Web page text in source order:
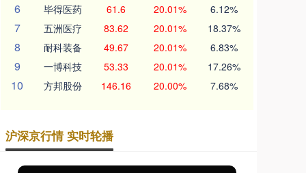
6 毕得医药 61.6 20.01% 6.12%
7 五洲医疗 83.62 20.01% 18.37%
8 耐科装备 49.67 20.01% 6.83%
9 一博科技 53.33 20.01% 17.26%
10 方邦股份 146.16 20.00% 7.68%
沪深京行情 实时轮播